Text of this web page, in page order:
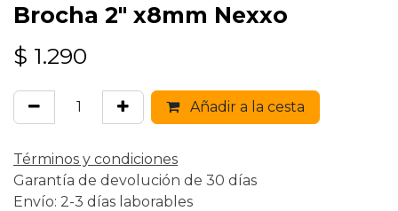
Brocha 2" x8mm Nexxo
$ 1.290
Añadir a la cesta
Términos y condiciones
Garantía de devolución de 30 días
Envío: 2-3 días laborables